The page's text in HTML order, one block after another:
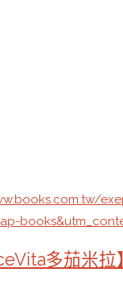
多茄米拉